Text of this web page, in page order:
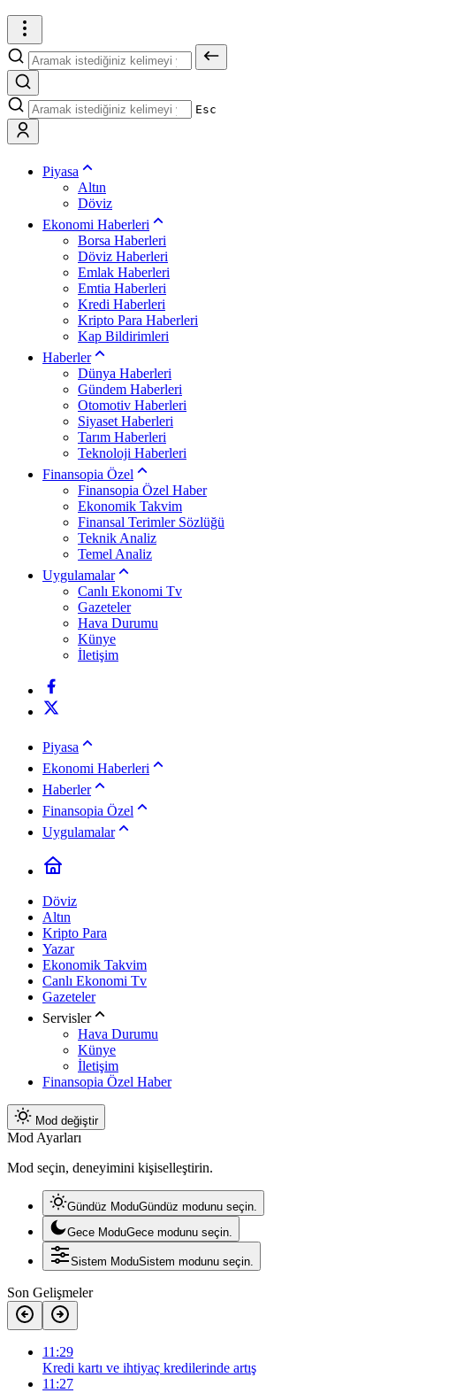
Esc
Piyasa
Altın
Döviz
Ekonomi Haberleri
Borsa Haberleri
Döviz Haberleri
Emlak Haberleri
Emtia Haberleri
Kredi Haberleri
Kripto Para Haberleri
Kap Bildirimleri
Haberler
Dünya Haberleri
Gündem Haberleri
Otomotiv Haberleri
Siyaset Haberleri
Tarım Haberleri
Teknoloji Haberleri
Finansopia Özel
Finansopia Özel Haber
Ekonomik Takvim
Finansal Terimler Sözlüğü
Teknik Analiz
Temel Analiz
Uygulamalar
Canlı Ekonomi Tv
Gazeteler
Hava Durumu
Künye
İletişim
Piyasa
Ekonomi Haberleri
Haberler
Finansopia Özel
Uygulamalar
Döviz
Altın
Kripto Para
Yazar
Ekonomik Takvim
Canlı Ekonomi Tv
Gazeteler
Servisler
Hava Durumu
Künye
İletişim
Finansopia Özel Haber
Mod değiştir
Mod Ayarları
Mod seçin, deneyimini kişiselleştirin.
Gündüz ModuGündüz modunu seçin.
Gece ModuGece modunu seçin.
Sistem ModuSistem modunu seçin.
Son Gelişmeler
11:29
Kredi kartı ve ihtiyaç kredilerinde artış
11:27